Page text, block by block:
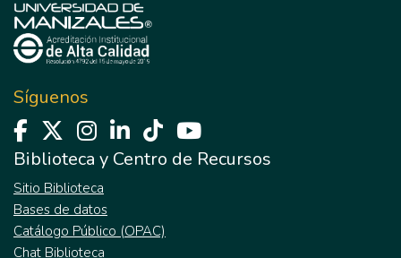
Síguenos
Biblioteca y Centro de Recursos
Sitio Biblioteca
Bases de datos
Catálogo Público (OPAC)
Chat Biblioteca